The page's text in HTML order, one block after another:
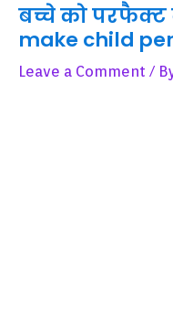
बच्चे को परफैक्ट
make child
Leave a Comment /